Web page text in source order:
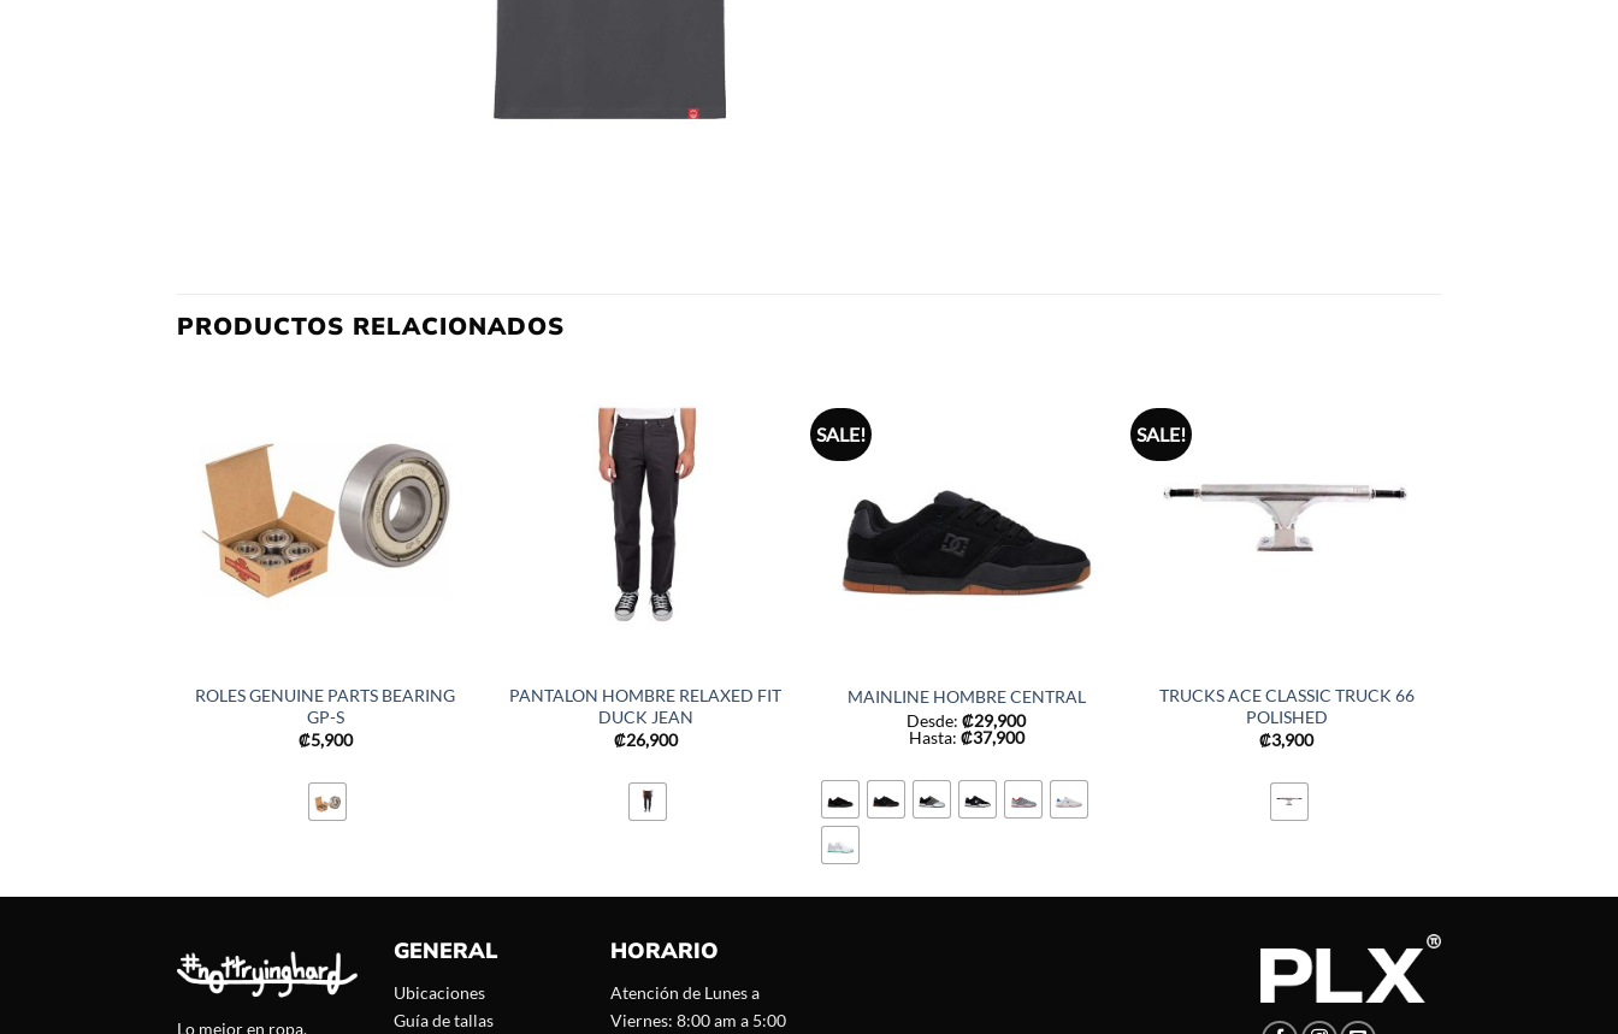
PRODUCTOS RELACIONADOS
ROLES GENUINE PARTS BEARING
GP-S
₡5,900
PANTALON HOMBRE RELAXED FIT
DUCK JEAN
₡26,900
SALE!
MAINLINE HOMBRE CENTRAL
Desde:₡29,900
Hasta: ₡37,900
SALE!
TRUCKS ACE CLASSIC TRUCK 66
POLISHED
₡3,900
Lo mejor en ropa,
GENERAL
Ubicaciones
Guía de tallas
HORARIO
Atención de Lunes a
Viernes: 8:00 am a 5:00